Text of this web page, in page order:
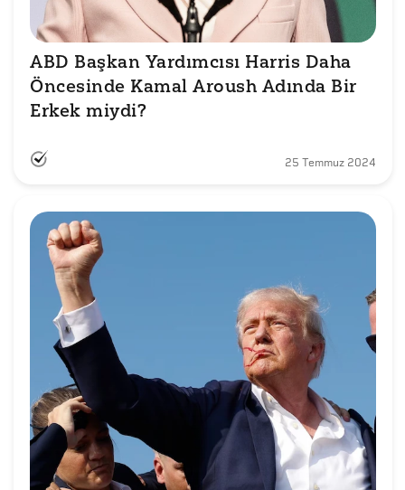
ABD Başkan Yardımcısı Harris Daha
Öncesinde Kamal Aroush Adında Bir
Erkek miydi?
25 Temmuz 2024